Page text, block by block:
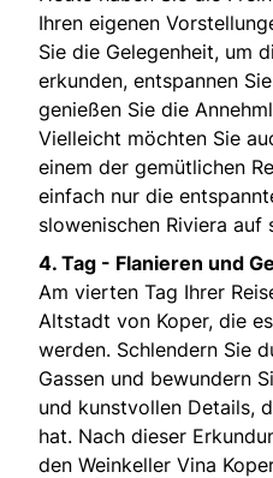
Ihren eigenen
Sie die Gelegenheit, um
erkunden, entspannen
genießen Sie die
Vielleicht möchten Sie
einem der gemütlichen
einfach nur die
slowenischen Riviera auf
4. Tag - Flanieren und
Am vierten Tag Ihrer
Altstadt von Koper, die
werden. Schlendern Sie
Gassen und bewundern
und kunstvollen Details,
hat. Nach dieser
den Weinkeller Vina